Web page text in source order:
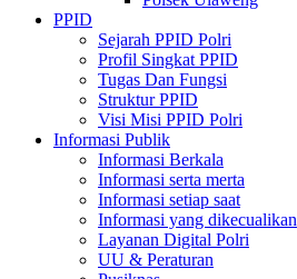
PPID
Sejarah PPID Polri
Profil Singkat PPID
Tugas Dan Fungsi
Struktur PPID
Visi Misi PPID Polri
Informasi Publik
Informasi Berkala
Informasi serta merta
Informasi setiap saat
Informasi yang dikecualikan
Layanan Digital Polri
UU & Peraturan